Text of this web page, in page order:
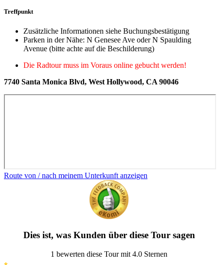
Treffpunkt
Zusätzliche Informationen siehe Buchungsbestätigung
Parken in der Nähe: N Genesee Ave oder N Spaulding
Avenue (bitte achte auf die Beschilderung)
Die Radtour muss im Voraus online gebucht werden!
7740 Santa Monica Blvd, West Hollywood, CA 90046
Route von / nach meinem Unterkunft anzeigen
Dies ist, was Kunden über diese Tour sagen
1 bewerten diese Tour mit 4.0 Sternen